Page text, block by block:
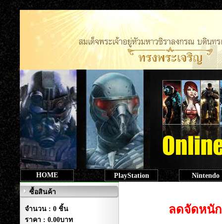
HOME PlayStation Nintendo
ซื้อสินค้า
จำนวน : 0 ชิ้น
ราคา : 0.00บาท
ลดจัดหนัก...ลด